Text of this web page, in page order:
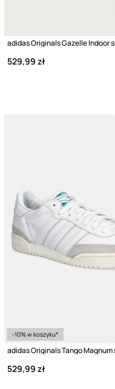
529,99 zł
-10% w koszyku*
529,99 zł